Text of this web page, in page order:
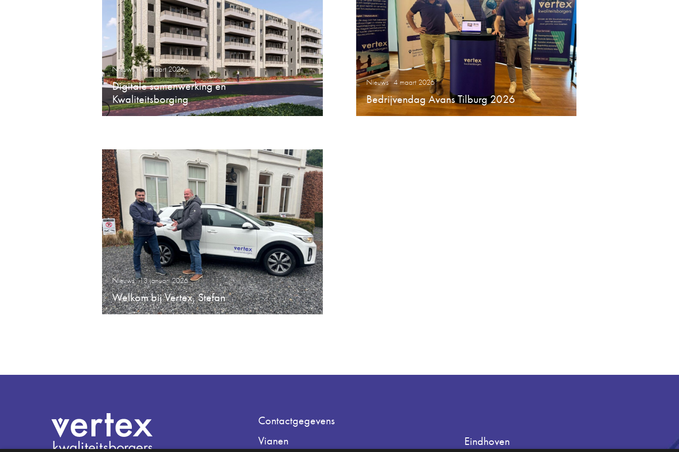
Nieuws 10 maart 2026
Digitale samenwerking en
Kwaliteitsborging
Nieuws 4 maart 2026
Bedrijvendag Avans Tilburg 2026
Nieuws 13 januari 2026
Welkom bij Vertex, Stefan
Contactgegevens
Vianen
Eindhoven